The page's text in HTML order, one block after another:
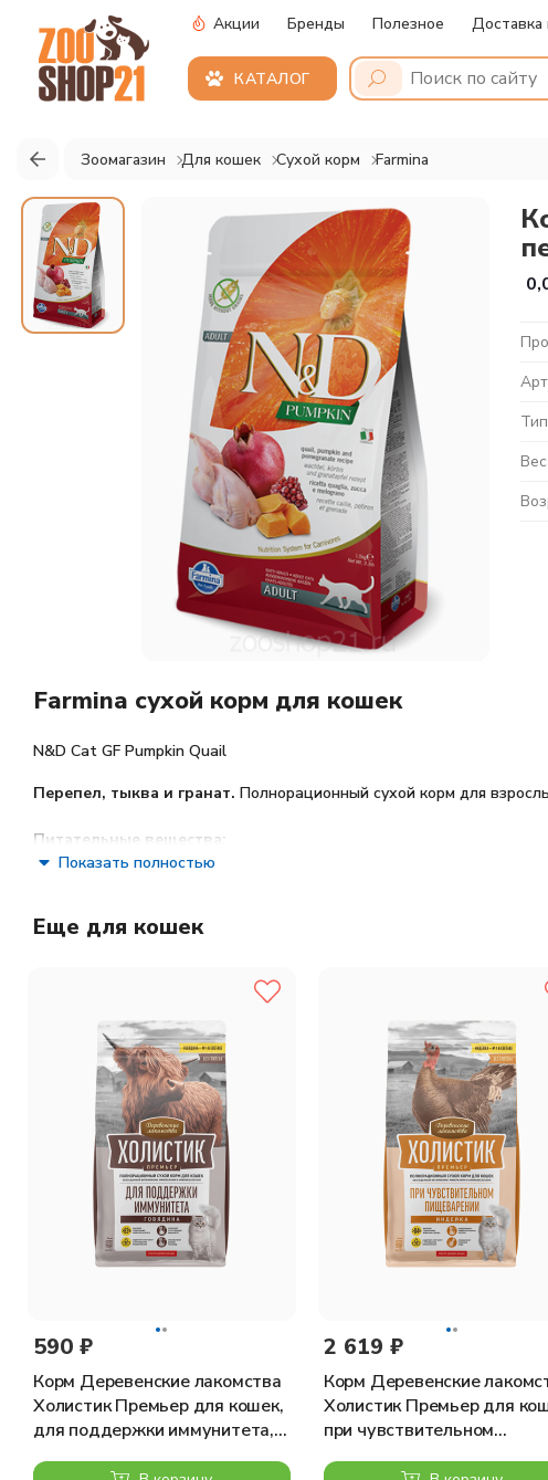
Акции Бренды Полезное Доставка
КАТАЛОГ
Зоомагазин Для кошек Сухой корм Farmina
Farmina сухой корм для кошек
N&D Cat GF Pumpkin Quail
Перепел, тыква и гранат. Полнорационный сухой корм для
Питательные вещества:
свежее мясо перепела (30%), дегидратированное мясо перепела
дегидратированная сельдь, гидролизат рыбного белка, рыбий
сушеный гранат (0,5%), сушеные яблоки, сушеный шпинат,
пивные дрожжи, куркума (0,2%), глюкозамин, хондроитин сульфат,
Пищевые добавки на 1 кг:
Витамин А — 18000МЕ; Витамин D3 — 1200МЕ; Витамин Е — 600мг,
8,1мг; Витамин В1 — 10мг; Витамин Н — 1,5мг; Фолиевая кислота
гидроксилазе — 910мг; Хелат марганца аналогичный метионин
Обогащенные селеном инактивированные дрожжи — 0,40мг; DL-
экстракт алоэ вера — 1000мг; экстракт зеленого чая 100мг;
Показать полностью
Еще для кошек
590 ₽
Корм Деревенские лакомства
Холистик Премьер для кошек,
для поддержки иммунитета,
2 619 ₽
Корм Деревенские
Холистик Премьер для
при чувствительном